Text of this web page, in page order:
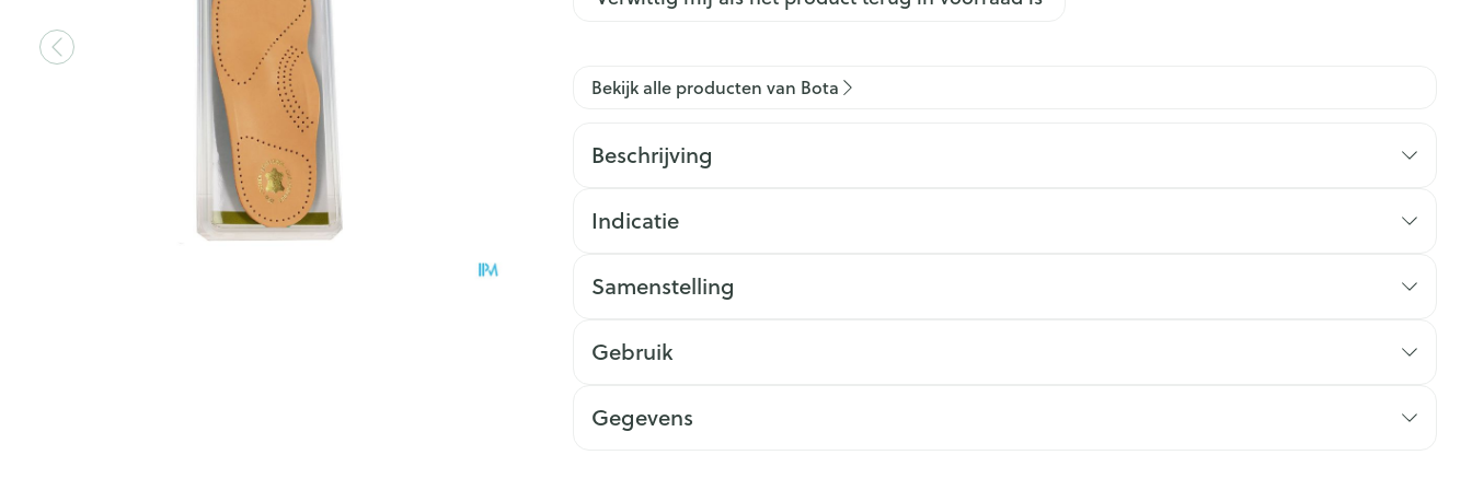
Bekijk alle producten van Bota
Beschrijving
Indicatie
Samenstelling
Gebruik
Gegevens